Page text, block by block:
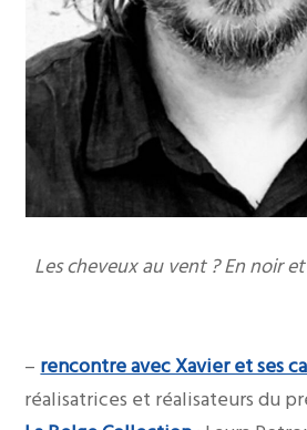
Les cheveux au vent ? En noir
–rencontre avec Xavier et ses
réalisatrices et réalisateurs du